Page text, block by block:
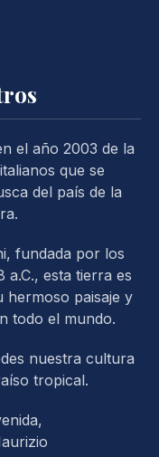
el año 2003 de la
que se
del país de la
fundada por los
esta tierra es
hermoso paisaje y
todo el mundo.
nuestra cultura
tropical.